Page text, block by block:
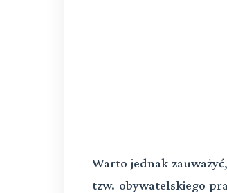
Warto jednak
tzw. obywatelskiego